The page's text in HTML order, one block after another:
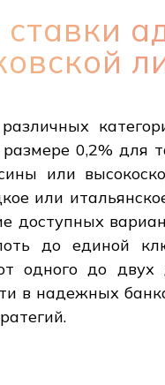
0,2% для
или
или
доступных
до единой
одного до
в надежных